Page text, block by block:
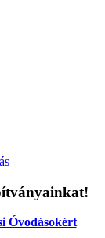
Óvodásokért